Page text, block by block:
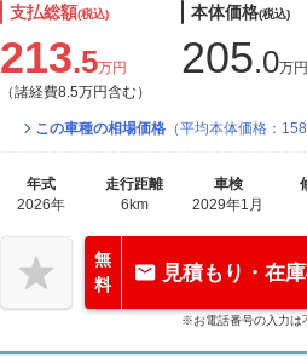
支払総額(税込)
213.5万円
（諸経費8.5万円含む）
本体価格(税込)
205.0万円
この車種の相場価格 （平均本体価格：
年式
2026年
走行距離
6km
車検
2029年1月
無
料
見積もり・在
※お電話番号の入力は